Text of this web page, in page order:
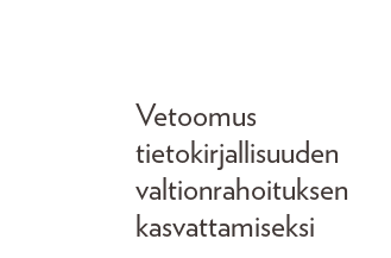
Vetoomus
tietokirjallisuuden
valtionrahoituksen
kasvattamiseksi